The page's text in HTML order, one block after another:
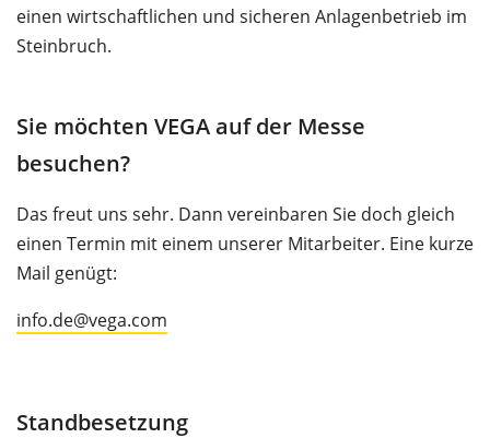
einen wirtschaftlichen und sicheren Anlagenbetrieb im
Steinbruch.
Sie möchten VEGA auf der Messe
besuchen?
Das freut uns sehr. Dann vereinbaren Sie doch gleich
einen Termin mit einem unserer Mitarbeiter. Eine kurze
Mail genügt:
info.de@vega.com
Standbesetzung